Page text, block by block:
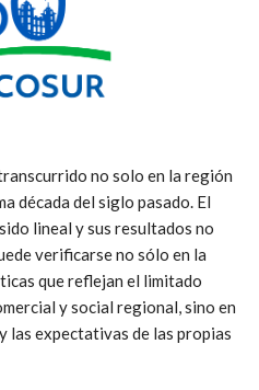
no solo en la región
década del siglo pasado. El
lineal y sus resultados no
verificarse no sólo en la
que reflejan el limitado
y social regional, sino en
las expectativas de las propias